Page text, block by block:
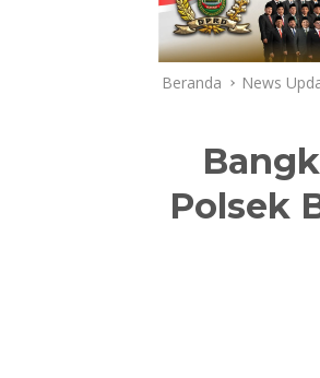
Beranda News
Polsek